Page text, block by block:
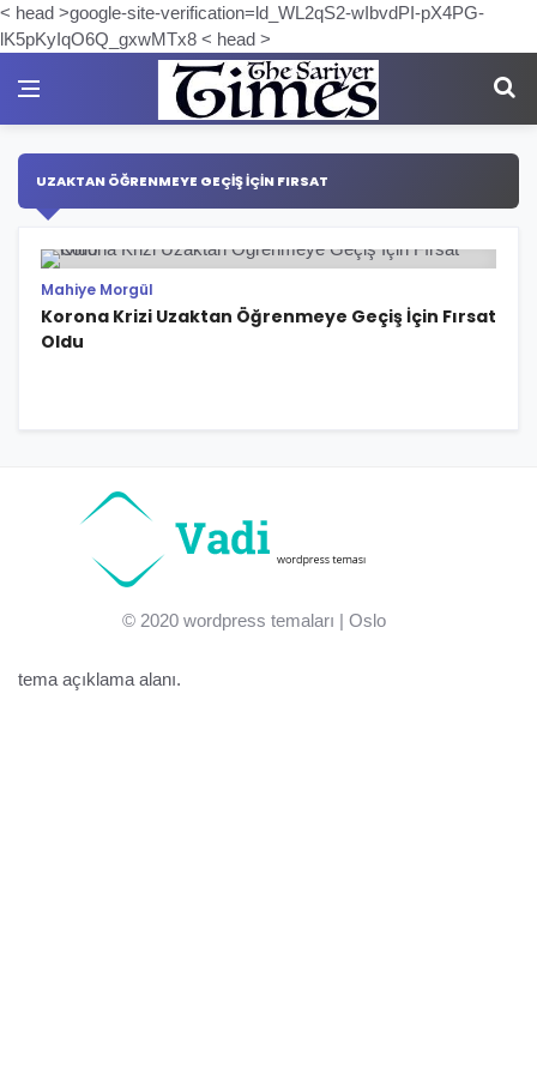
< head >google-site-verification=ld_WL2qS2-wIbvdPI-pX4PG-
lK5pKyIqO6Q_gxwMTx8 < head >
UZAKTAN ÖĞRENMEYE GEÇIŞ İÇIN FIRSAT
Mahiye Morgül
Korona Krizi Uzaktan Öğrenmeye Geçiş İçin Fırsat
Oldu
© 2020 wordpress temaları | Oslo
tema açıklama alanı.